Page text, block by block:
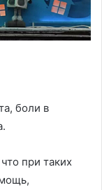
боли в
при таких